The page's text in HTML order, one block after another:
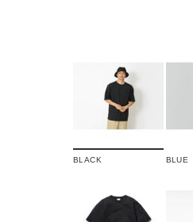
BLACK BLUE